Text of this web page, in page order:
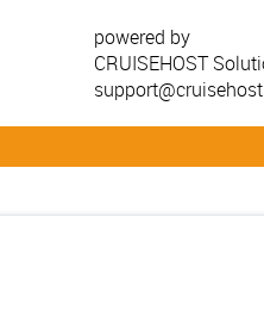
powered by
CRUISEHOST